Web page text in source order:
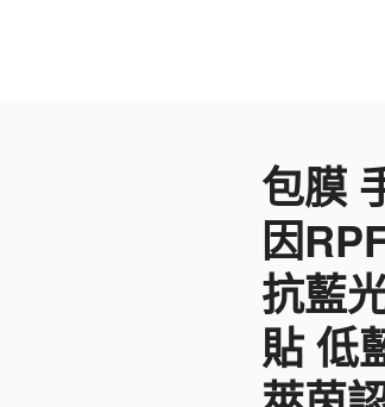
包膜
因
抗藍
貼 低